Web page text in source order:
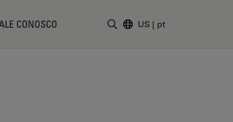
CONOSCO US | pt